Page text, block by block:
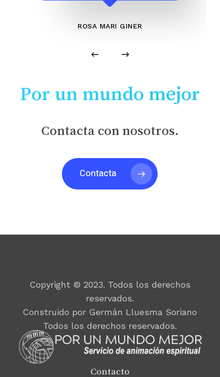
ROSA MARI GINER
Por un mundo mejor
Contacta con nosotros.
Contacta
Copyright © 2023. Todos los derechos
reservados.
Construido por Germán Lluesma Soriano
Todos los derechos reservados.
Contacto